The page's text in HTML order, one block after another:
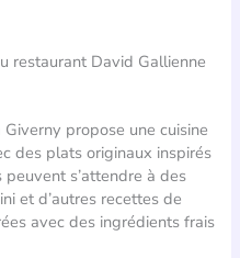
restaurant David Gallienne
propose une cuisine
des plats originaux inspirés
s’attendre à des
et d’autres recettes de
avec des ingrédients frais